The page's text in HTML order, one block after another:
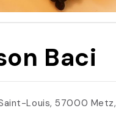
Baci
Louis, 57000 Metz,